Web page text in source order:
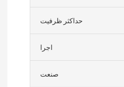
حداکثر ظرفیت
اجرا
صنعت